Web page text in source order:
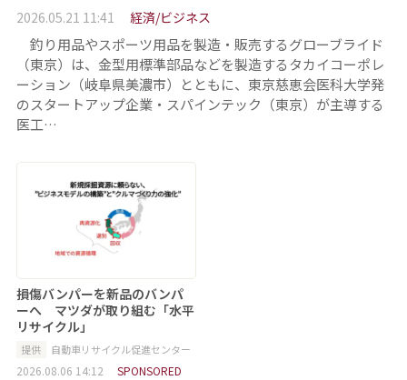
2026.05.21 11:41 経済/ビジネス
釣り用品やスポーツ用品を製造・販売するグローブライド
（東京）は、金型用標準部品などを製造するタカイコーポレ
ーション（岐阜県美濃市）とともに、東京慈恵会医科大学発
のスタートアップ企業・スパインテック（東京）が主導する
医工…
損傷バンパーを新品のバンパ
ーへ マツダが取り組む「水平
リサイクル」
提供 自動車リサイクル促進センター
2026.08.06 14:12 SPONSORED